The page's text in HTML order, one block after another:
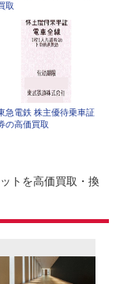
取
急電鉄 株主優待乗車証
の高価買取
トを高価買取・換